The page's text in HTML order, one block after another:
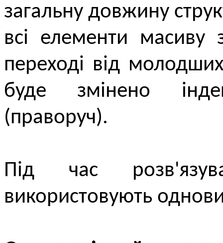
загальну довжину
всі елементи масиву
переході від
буде змінено
(праворуч).
Під час
використовують